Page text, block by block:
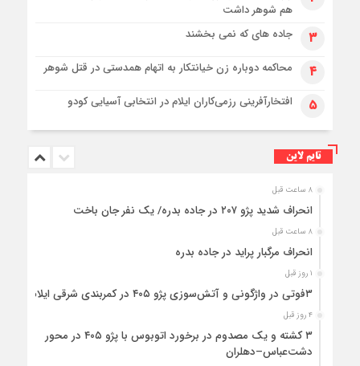
هم شوهر داشت
۳ جاده های که نمی بخشند
۴ محاکمه دوباره زن خیانتکار به اتهام همدستی در قتل شوهر
۵ افتخارآفرینی رزمی‌کاران ایلام در انتخابی آسیایی کودو
تایم لاین
۸ ساعت قبل
انحراف شدید پژو ۲۰۷ در جاده بدره/ یک نفر جان باخت
۸ ساعت قبل
انحراف مرگبار پراید در جاده بدره
۱ روز قبل
۳فوتی در واژگونی و آتش‌سوزی پژو ۴۰۵ در کمربندی شرقی ایلام
۴ روز قبل
۳ کشته و یک مصدوم در برخورد اتوبوس با پژو ۴۰۵ در محور
دشت‌عباس–دهلران